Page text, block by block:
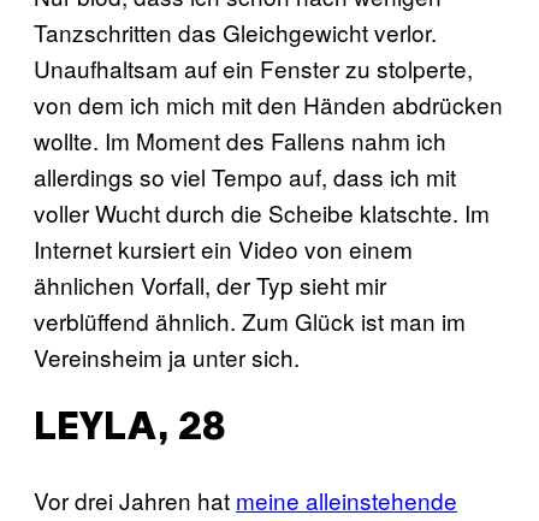
Tanzschritten das Gleichgewicht verlor.
Unaufhaltsam auf ein Fenster zu stolperte,
von dem ich mich mit den Händen abdrücken
wollte. Im Moment des Fallens nahm ich
allerdings so viel Tempo auf, dass ich mit
voller Wucht durch die Scheibe klatschte. Im
Internet kursiert ein Video von einem
ähnlichen Vorfall, der Typ sieht mir
verblüffend ähnlich. Zum Glück ist man im
Vereinsheim ja unter sich.
LEYLA, 28
Vor drei Jahren hat meine alleinstehende